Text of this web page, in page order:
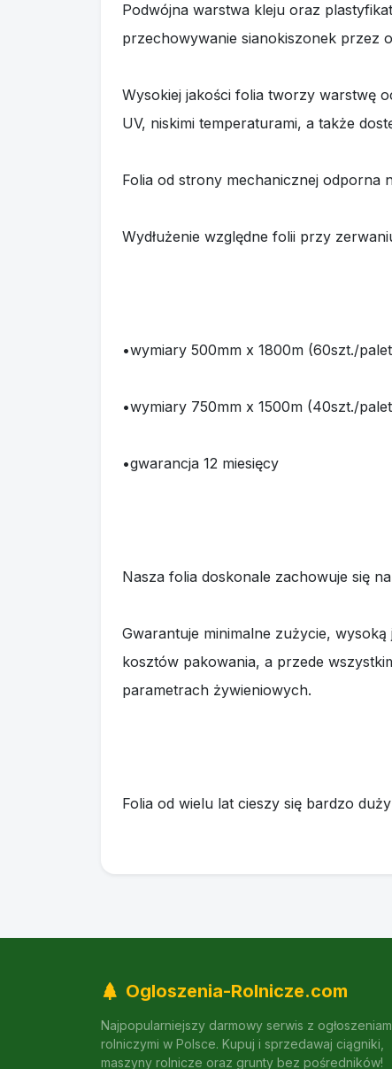
Podwójna warstwa kleju oraz
przechowywanie sianokiszonek przez
Wysokiej jakości folia tworzy warstwę
UV, niskimi temperaturami, a także
Folia od strony mechanicznej odporna
Wydłużenie względne folii przy
•wymiary 500mm x 1800m (60szt./
•wymiary 750mm x 1500m (40szt./
•gwarancja 12 miesięcy
Nasza folia doskonale zachowuje się
Gwarantuje minimalne zużycie,
kosztów pakowania, a przede
parametrach żywieniowych.
Folia od wielu lat cieszy się bardzo
Ogloszenia-Rolnicze.com
Najpopularniejszy darmowy serwis z
rolniczymi w Polsce. Kupuj i sprzedawaj ciągniki,
maszyny rolnicze oraz grunty bez pośredników!